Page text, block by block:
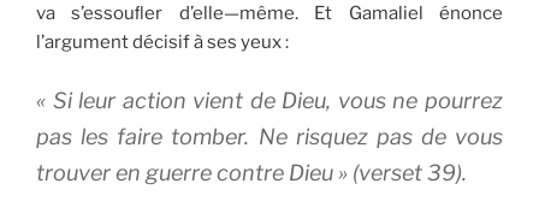
va s’essouﬂer d’elle—même. Et Gamaliel énonce
l’argument décisif à ses yeux :
« Si leur action vient de Dieu, vous ne pourrez
pas les faire tomber. Ne risquez pas de vous
trouver en guerre contre Dieu » (verset 39).